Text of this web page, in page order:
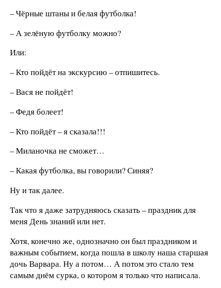
– Чёрные штаны и белая футболка!
– А зелёную футболку можно?
Или:
– Кто пойдёт на экскурсию – отпишитесь.
– Вася не пойдёт!
– Федя болеет!
– Кто пойдёт – я сказала!!!
– Миланочка не сможет…
– Какая футболка, вы говорили? Синяя?
Ну и так далее.
Так что я даже затрудняюсь сказать – праздник для
меня День знаний или нет.
Хотя, конечно же, однозначно он был праздником и
важным событием, когда пошла в школу наша старшая
дочь Варвара. Ну а потом… А потом это стало тем
самым днём сурка, о котором я только что написала.